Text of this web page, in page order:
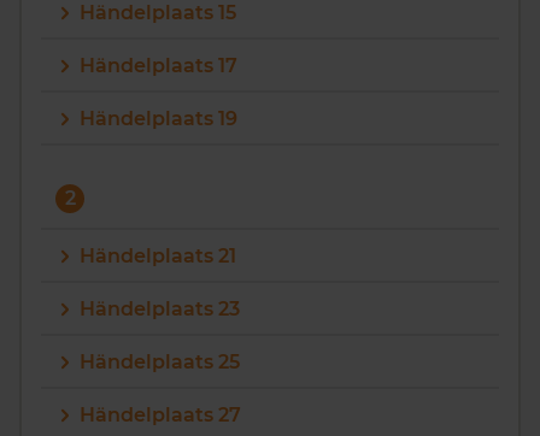
088 220 4200
Maandag t/m vrijdag - 08:00 -18:00
Händelplaats 15
Händelplaats 17
Händelplaats 19
2
Händelplaats 21
Händelplaats 23
Händelplaats 25
Händelplaats 27